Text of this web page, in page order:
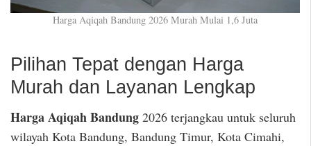
Harga Aqiqah Bandung 2026 Murah Mulai 1,6 Juta
Pilihan Tepat dengan Harga
Murah dan Layanan Lengkap
Harga Aqiqah Bandung 2026 terjangkau untuk seluruh
wilayah Kota Bandung, Bandung Timur, Kota Cimahi,